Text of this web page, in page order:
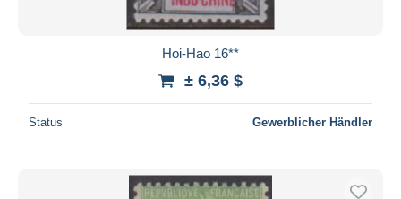
Hoi-Hao 16**
± 6,36 $
Status Gewerblicher Händler